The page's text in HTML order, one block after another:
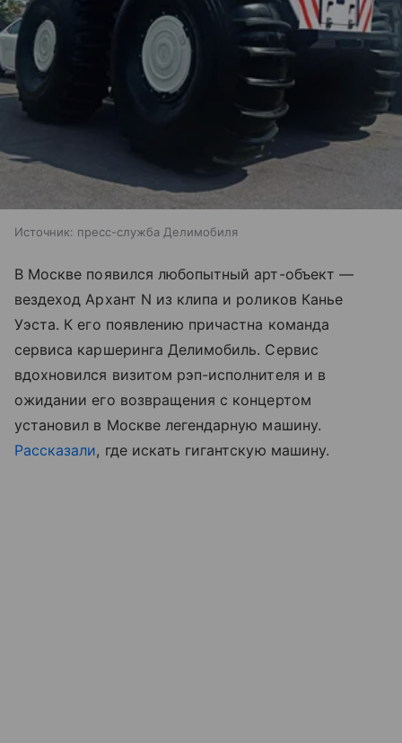
Источник: пресс-служба Делимобиля
В Москве появился любопытный арт-объект —
вездеход Архант N из клипа и роликов Канье
Уэста. К его появлению причастна команда
сервиса каршеринга Делимобиль. Сервис
вдохновился визитом рэп-исполнителя и в
ожидании его возвращения с концертом
установил в Москве легендарную машину.
Рассказали, где искать гигантскую машину.